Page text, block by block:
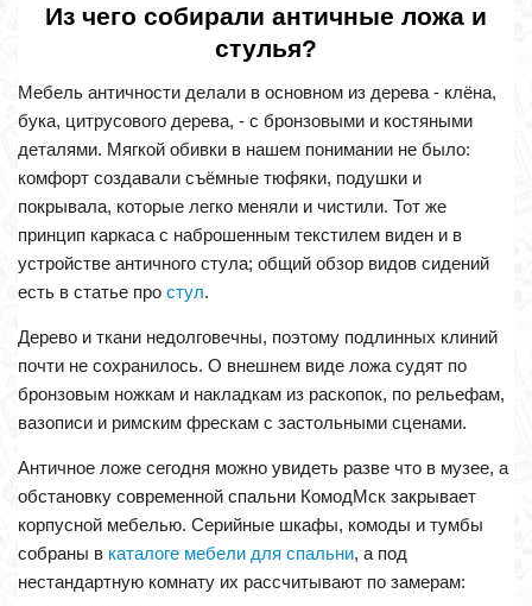
Из чего собирали античные ложа и
стулья?
Мебель античности делали в основном из дерева - клёна,
бука, цитрусового дерева, - с бронзовыми и костяными
деталями. Мягкой обивки в нашем понимании не было:
комфорт создавали съёмные тюфяки, подушки и
покрывала, которые легко меняли и чистили. Тот же
принцип каркаса с наброшенным текстилем виден и в
устройстве античного стула; общий обзор видов сидений
есть в статье про стул.
Дерево и ткани недолговечны, поэтому подлинных клиний
почти не сохранилось. О внешнем виде ложа судят по
бронзовым ножкам и накладкам из раскопок, по рельефам,
вазописи и римским фрескам с застольными сценами.
Античное ложе сегодня можно увидеть разве что в музее, а
обстановку современной спальни КомодМск закрывает
корпусной мебелью. Серийные шкафы, комоды и тумбы
собраны в каталоге мебели для спальни, а под
нестандартную комнату их рассчитывают по замерам: